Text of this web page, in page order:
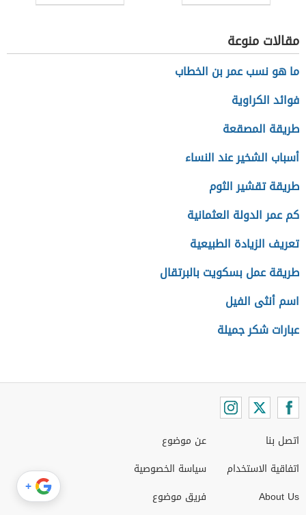
العلاقة
الحب
مقالات منوعة
ما هو نسب عمر بن الخطاب
فوائد الكراوية
طريقة المصقعة
أسباب الشخير عند النساء
طريقة تقشير الثوم
كم عمر الدولة العثمانية
تعريف الزيادة الطبيعية
طريقة عمل بسكويت بالبرتقال
اسم أنثى الفيل
عبارات شكر جميلة
اتصل بنا
اتفاقية الاستخدام
About Us
عن موضوع
سياسة الخصوصية
فريق موضوع
+